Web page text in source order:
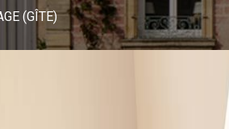
(GÎTE)